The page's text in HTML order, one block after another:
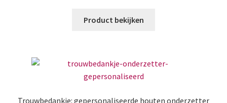
Product bekijken
Trouwbedankje: gepersonaliseerde houten onderzetter